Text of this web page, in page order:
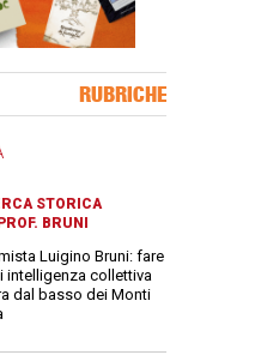
RUBRICHE
STORICA
BRUNI
Luigino Bruni: fare
intelligenza collettiva
dal basso dei Monti